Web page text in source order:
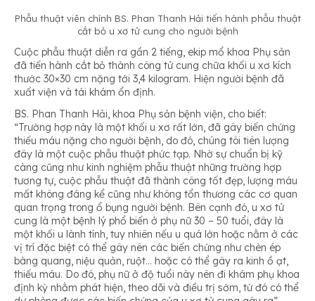
Phẫu thuật viên chính BS. Phan Thanh Hải tiến hành phẫu thuật
cắt bỏ u xơ tử cung cho người bệnh
Cuộc phẫu thuật diễn ra gần 2 tiếng, ekip mổ khoa Phụ sản
đã tiến hành cắt bỏ thành công tử cung chữa khối u xơ kích
thước 30×30 cm nặng tới 3,4 kilogram. Hiện người bệnh đã
xuất viện và tái khám ổn định.
BS. Phan Thanh Hải, khoa Phụ sản bệnh viện, cho biết:
“Trường hợp này là một khối u xơ rất lớn, đã gây biến chứng
thiếu máu nặng cho người bệnh, do đó, chúng tôi tiên lượng
đây là một cuộc phẫu thuật phức tạp. Nhờ sự chuẩn bị kỹ
càng cũng như kinh nghiệm phẫu thuật những trường hợp
tương tự, cuộc phẫu thuật đã thành công tốt đẹp, lượng máu
mất không đáng kể cũng như không tổn thương các cơ quan
quan trọng trong ổ bụng người bệnh. Bên cạnh đó, u xơ tử
cung là một bệnh lý phổ biến ở phụ nữ 30 – 50 tuổi, đây là
một khối u lành tính, tuy nhiên nếu u quá lớn hoặc nằm ở các
vị trí đặc biệt có thể gây nên các biến chứng như chèn ép
bàng quang, niệu quản, ruột… hoặc có thể gây ra kinh ồ ạt,
thiếu máu. Do đó, phụ nữ ở độ tuổi này nên đi khám phụ khoa
định kỳ nhằm phát hiện, theo dõi và điều trị sớm, từ đó có thể